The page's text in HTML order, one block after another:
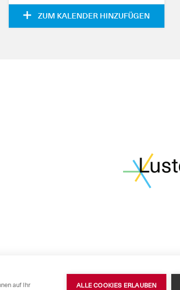
auf Ihr ALLE COOKIES ERLAUBEN
ZUM KALENDER HINZUFÜGEN